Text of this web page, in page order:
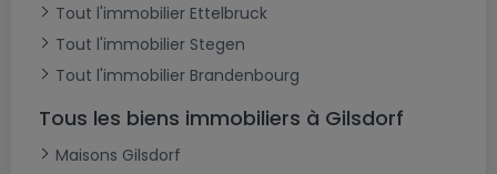
Tout l'immobilier Ettelbruck
Tout l'immobilier Stegen
Tout l'immobilier Brandenbourg
Tous les biens immobiliers à Gilsdorf
Maisons Gilsdorf